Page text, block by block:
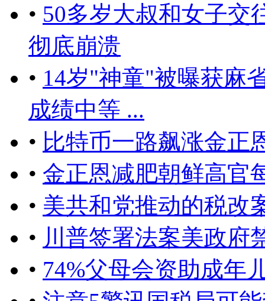
• 50多岁大叔和女子交
彻底崩溃
• 14岁"神童"被曝获麻
成绩中等 ...
• 比特币一路飙涨金正
• 金正恩减肥朝鲜高官
• 美共和党推动的税改
• 川普签署法案美政府
• 74%父母会资助成年